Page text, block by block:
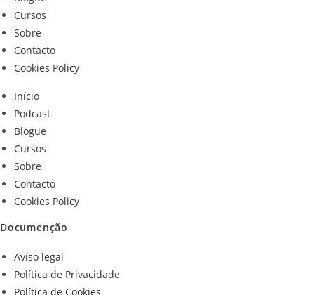
Cursos
Sobre
Contacto
Cookies Policy
Início
Podcast
Blogue
Cursos
Sobre
Contacto
Cookies Policy
Documenção
Aviso legal
Política de Privacidade
Política de Cookies